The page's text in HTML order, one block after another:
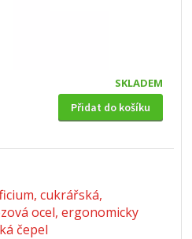
SKLADEM
Přidat do košíku
cukrářská,
ocel, ergonomicky
čepel